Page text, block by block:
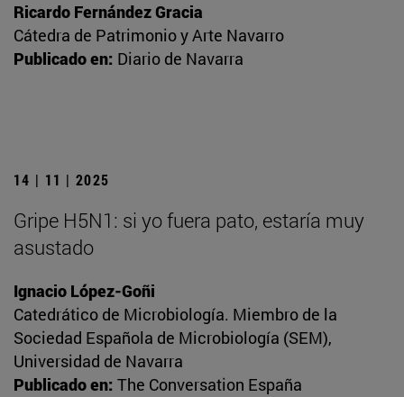
Ricardo Fernández Gracia
Cátedra de Patrimonio y Arte Navarro
Publicado en: Diario de Navarra
14 | 11 | 2025
Gripe H5N1: si yo fuera pato, estaría muy
asustado
Ignacio López-Goñi
Catedrático de Microbiología. Miembro de la
Sociedad Española de Microbiología (SEM),
Universidad de Navarra
Publicado en: The Conversation España